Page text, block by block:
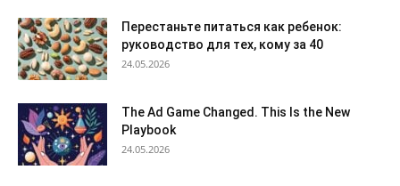
Перестаньте питаться как ребенок:
руководство для тех, кому за 40
24.05.2026
The Ad Game Changed. This Is the New
Playbook
24.05.2026